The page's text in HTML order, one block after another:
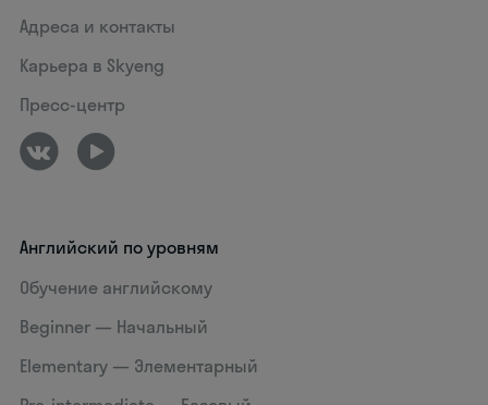
Адреса и контакты
Карьера в Skyeng
Пресс-центр
Английский по уровням
Обучение английскому
Beginner — Начальный
Elementary — Элементарный